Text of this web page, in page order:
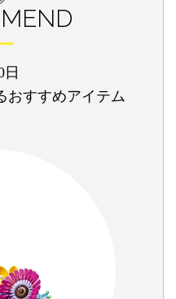
日
おすすめアイテム